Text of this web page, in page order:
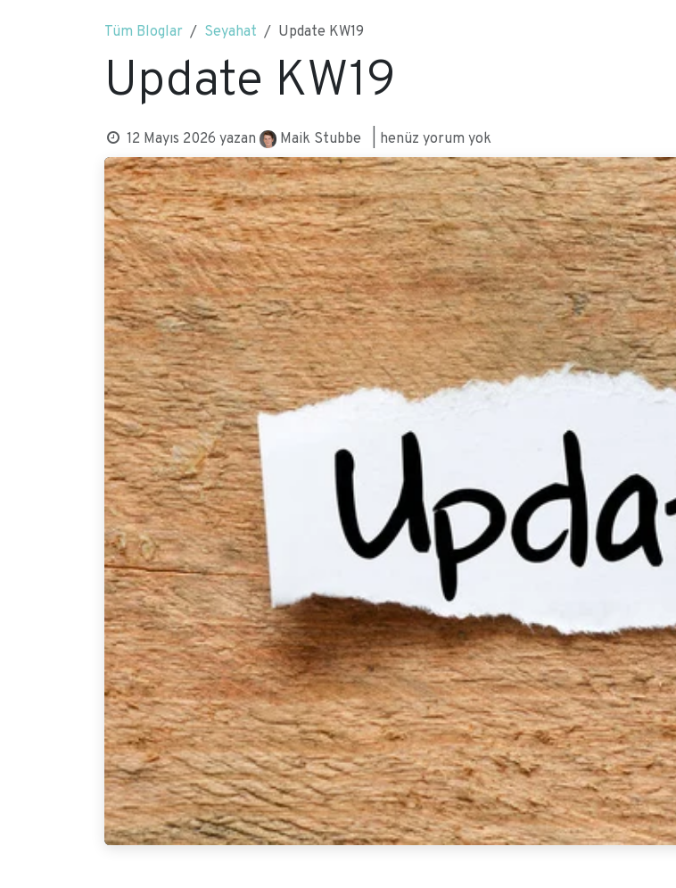
Tüm Bloglar
Seyahat Update KW19
Update KW19
12 Mayıs 2026 yazan Maik Stubbe | henüz yorum yok